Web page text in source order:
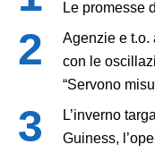
Le promesse
Agenzie e t.o.
con le
“Servono
L’inverno
Guiness,